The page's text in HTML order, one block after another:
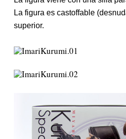
La figura es castoffable
superior.